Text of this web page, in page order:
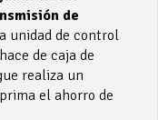
de
unidad de control
de caja de
realiza un
el ahorro de